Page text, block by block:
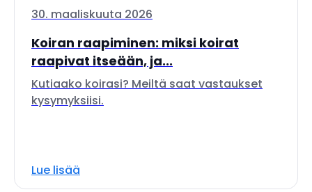
30. maaliskuuta 2026
Koiran raapiminen: miksi koirat
raapivat itseään, ja...
Kutiaako koirasi? Meiltä saat vastaukset
kysymyksiisi.
Lue lisää